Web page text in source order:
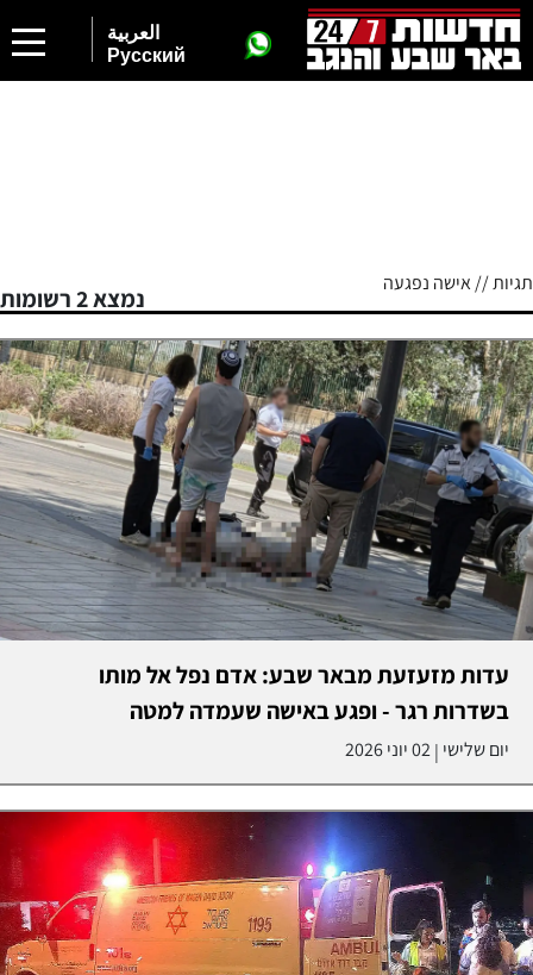
العربية
Русский
תגיות // אישה נפגעה
נמצא 2 רשומות
עדות מזעזעת מבאר שבע: אדם נפל אל מותו
בשדרות רגר - ופגע באישה שעמדה למטה
יום שלישי |02 יוני 2026